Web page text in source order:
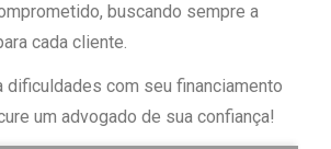
buscando sempre a
cada cliente.
dificuldades com seu financiamento
um advogado de sua confiança!